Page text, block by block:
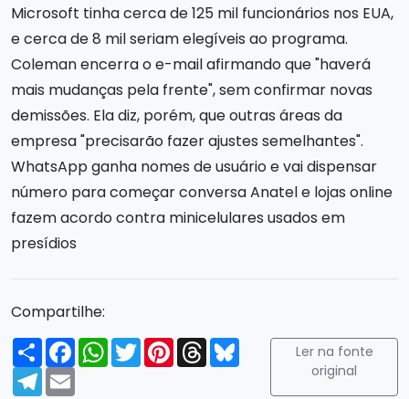
Microsoft tinha cerca de 125 mil funcionários nos EUA,
e cerca de 8 mil seriam elegíveis ao programa.
Coleman encerra o e-mail afirmando que "haverá
mais mudanças pela frente", sem confirmar novas
demissões. Ela diz, porém, que outras áreas da
empresa "precisarão fazer ajustes semelhantes".
WhatsApp ganha nomes de usuário e vai dispensar
número para começar conversa Anatel e lojas online
fazem acordo contra minicelulares usados em
presídios
Compartilhe:
Compartilhar
FacebookWhatsApp
TwitterPinterest
ThreadsBluesky
Telegram
Email
Ler na fonte
original